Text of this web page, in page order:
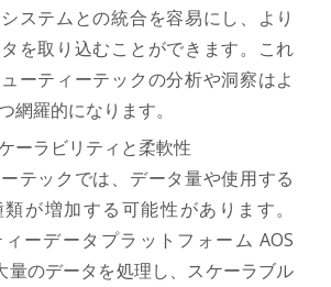
ステムとの統合を容易にし、より
を取り込むことができます。これ
ーティーテックの分析や洞察はよ
網羅的になります。
ーラビリティと柔軟性
テックでは、データ量や使用する
が増加する可能性があります。
ィーデータプラットフォーム AOS
量のデータを処理し、スケーラブル